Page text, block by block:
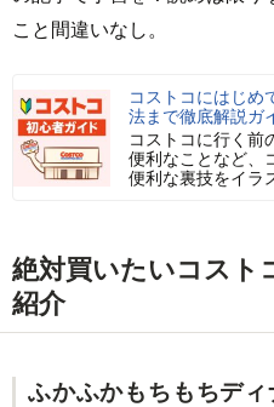
こと間違いなし。
コストコにはじめ
法まで徹底解説ガ
コストコに行く前
便利なことなど、
便利な裏技をイラ
絶対買いたいコスト
紹介
ふかふかもちもちデ